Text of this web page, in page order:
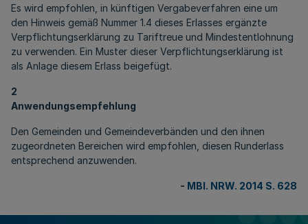
Es wird empfohlen, in künftigen Vergabeverfahren eine um
den Hinweis gemäß Nummer 1.4 dieses Erlasses ergänzte
Verpflichtungserklärung zu Tariftreue und Mindestentlohnung
zu verwenden. Ein Muster dieser Verpflichtungserklärung ist
als Anlage diesem Erlass beigefügt.
2
Anwendungsempfehlung
Den Gemeinden und Gemeindeverbänden und den ihnen
zugeordneten Bereichen wird empfohlen, diesen Runderlass
entsprechend anzuwenden.
- MBl. NRW. 2014 S. 628